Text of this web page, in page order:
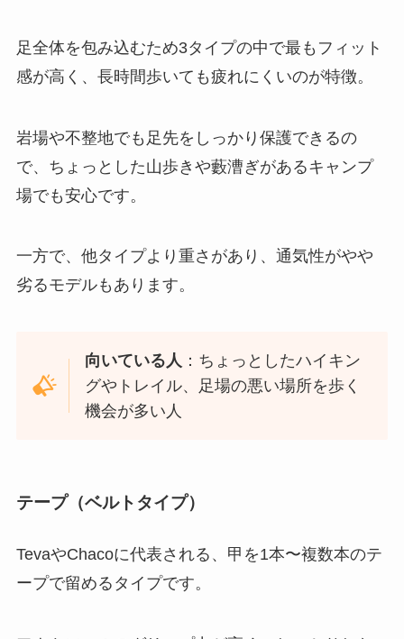
足全体を包み込むため3タイプの中で最もフィット
感が高く、長時間歩いても疲れにくいのが特徴。
岩場や不整地でも足先をしっかり保護できるの
で、ちょっとした山歩きや藪漕ぎがあるキャンプ
場でも安心です。
一方で、他タイプより重さがあり、通気性がやや
劣るモデルもあります。
向いている人 ：ちょっとしたハイキン
グやトレイル、足場の悪い場所を歩く
機会が多い人
テープ（ベルトタイプ）
TevaやChacoに代表される、甲を1本〜複数本のテ
ープで留めるタイプです。